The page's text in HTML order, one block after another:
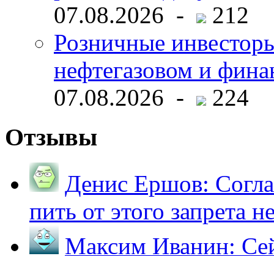
07.08.2026 -
212
Розничные
нефтегазовом и
07.08.2026 -
224
Отзывы
Денис Ершов:
пить от этого запрета
Максим Иванин: